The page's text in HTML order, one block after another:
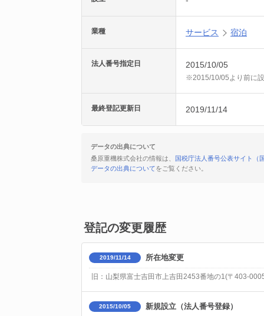
業種 サービス 宿泊
法人番号指定日 2015/10/05
※2015/10/05より前に
最終登記更新日 2019/11/14
データの出典について
桑原重機株式会社の情報は、
国税庁法人番号公表サイト（
データの出典についてをご覧ください。
登記の変更履歴
2019/11/14 所在地変更
旧：山梨県富士吉田市上吉田2453番地の1(〒403-
2015/10/05 新規設立（法人番号登録）